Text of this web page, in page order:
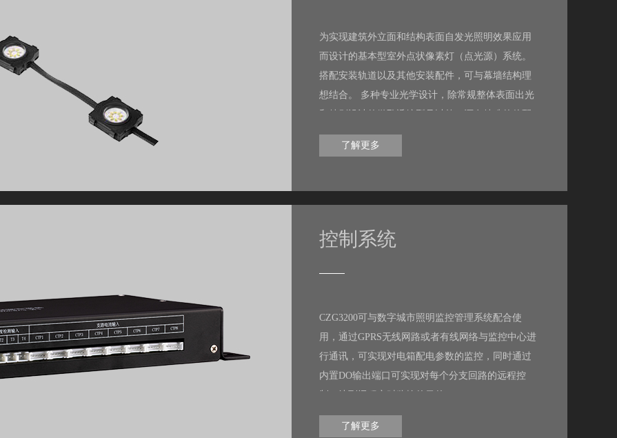
为实现建筑外立面和结构表面自发光照明效果应用
而设计的基本型室外点状像素灯（点光源）系统。
搭配安装轨道以及其他安装配件，可与幕墙结构理
想结合。 多种专业光学设计，除常规整体表面出光
光设计， 在保证表面亮度的同时，减少水平方向以
上出光，提高了整体出光的有效利用率，节约了能
实现多种场景变化。
了解更多
控制系统
CZG3200可与数字城市照明监控管理系统配合使
用，通过GPRS无线网路或者有线网络与监控中心进
行通讯，可实现对电箱配电参数的监控，同时通过
内置DO输出端口可实现对每个分支回路的远程控
了解更多